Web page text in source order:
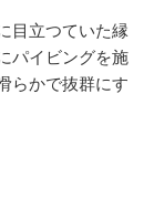
目立つていた縁
パイビングを施
らかで抜群にす